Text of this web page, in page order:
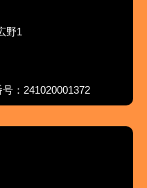
野1
：241020001372